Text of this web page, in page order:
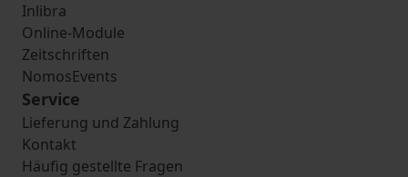
Inlibra
Online-Module
Zeitschriften
NomosEvents
Service
Lieferung und Zahlung
Kontakt
Häufig gestellte Fragen